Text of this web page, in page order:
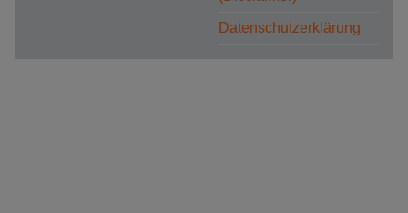
Datenschutzerklärung